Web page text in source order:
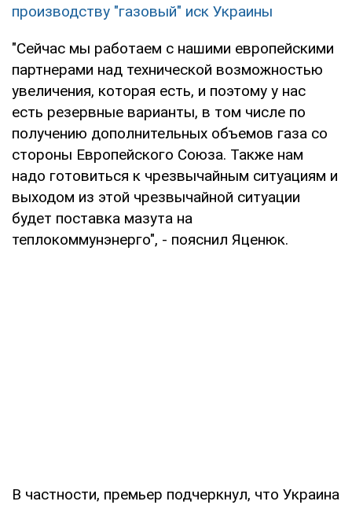
производству "газовый" иск Украины
"Сейчас мы работаем с нашими европейскими
партнерами над технической возможностью
увеличения, которая есть, и поэтому у нас
есть резервные варианты, в том числе по
получению дополнительных объемов газа со
стороны Европейского Союза. Также нам
надо готовиться к чрезвычайным ситуациям и
выходом из этой чрезвычайной ситуации
будет поставка мазута на
теплокоммунэнерго", - пояснил Яценюк.
В частности, премьер подчеркнул, что Украина